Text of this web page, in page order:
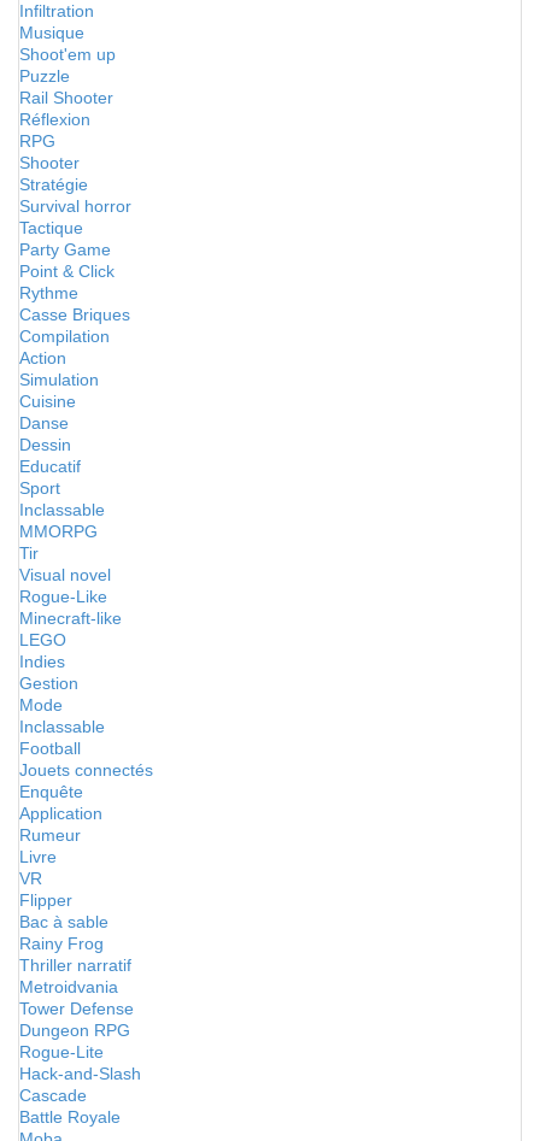
Infiltration
Musique
Shoot'em up
Puzzle
Rail Shooter
Réflexion
RPG
Shooter
Stratégie
Survival horror
Tactique
Party Game
Point & Click
Rythme
Casse Briques
Compilation
Action
Simulation
Cuisine
Danse
Dessin
Educatif
Sport
Inclassable
MMORPG
Tir
Visual novel
Rogue-Like
Minecraft-like
LEGO
Indies
Gestion
Mode
Inclassable
Football
Jouets connectés
Enquête
Application
Rumeur
Livre
VR
Flipper
Bac à sable
Rainy Frog
Thriller narratif
Metroidvania
Tower Defense
Dungeon RPG
Rogue-Lite
Hack-and-Slash
Cascade
Battle Royale